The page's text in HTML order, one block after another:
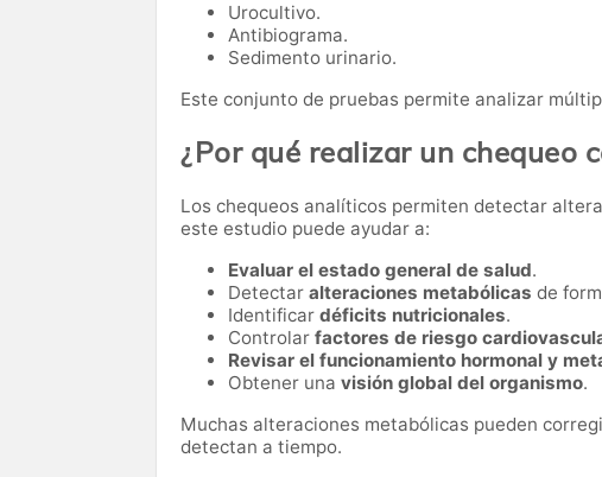
Urocultivo.
Antibiograma.
Sedimento urinario.
Este conjunto de pruebas permite analizar
¿Por qué realizar un chequeo
Los chequeos analíticos permiten detectar
este estudio puede ayudar a:
Evaluar el estado general de salud.
Detectar alteraciones metabólicas de
Identificar déficits nutricionales.
Controlar factores de riesgo
Revisar el funcionamiento hormonal y
Obtener una visión global del organismo.
Muchas alteraciones metabólicas pueden
detectan a tiempo.